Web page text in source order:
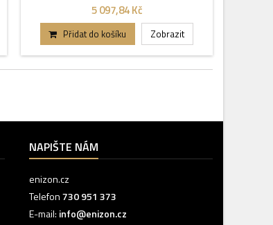
5 097,84 Kč
Přidat do košíku Zobrazit
NAPIŠTE NÁM
enizon.cz
Telefon730 951 373‬
E-mail: info@enizon.cz